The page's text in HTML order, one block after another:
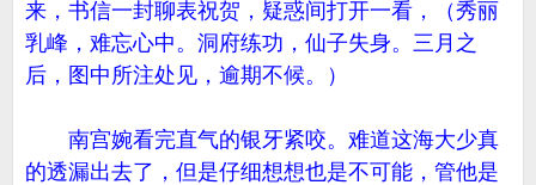
来，书信一封聊表祝贺，疑惑间打开一看，（秀丽
乳峰，难忘心中。洞府练功，仙子失身。三月之
后，图中所注处见，逾期不候。）
南宫婉看完直气的银牙紧咬。难道这海大少真
的透漏出去了，但是仔细想想也是不可能，管他是